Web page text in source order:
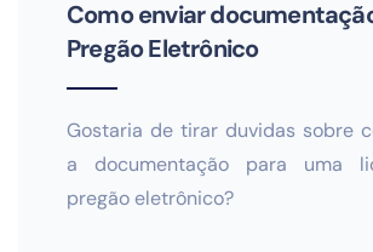
Como enviar
Pregão Eletrônico
Gostaria de tirar duvidas sobre
a documentação para uma
pregão eletrônico?